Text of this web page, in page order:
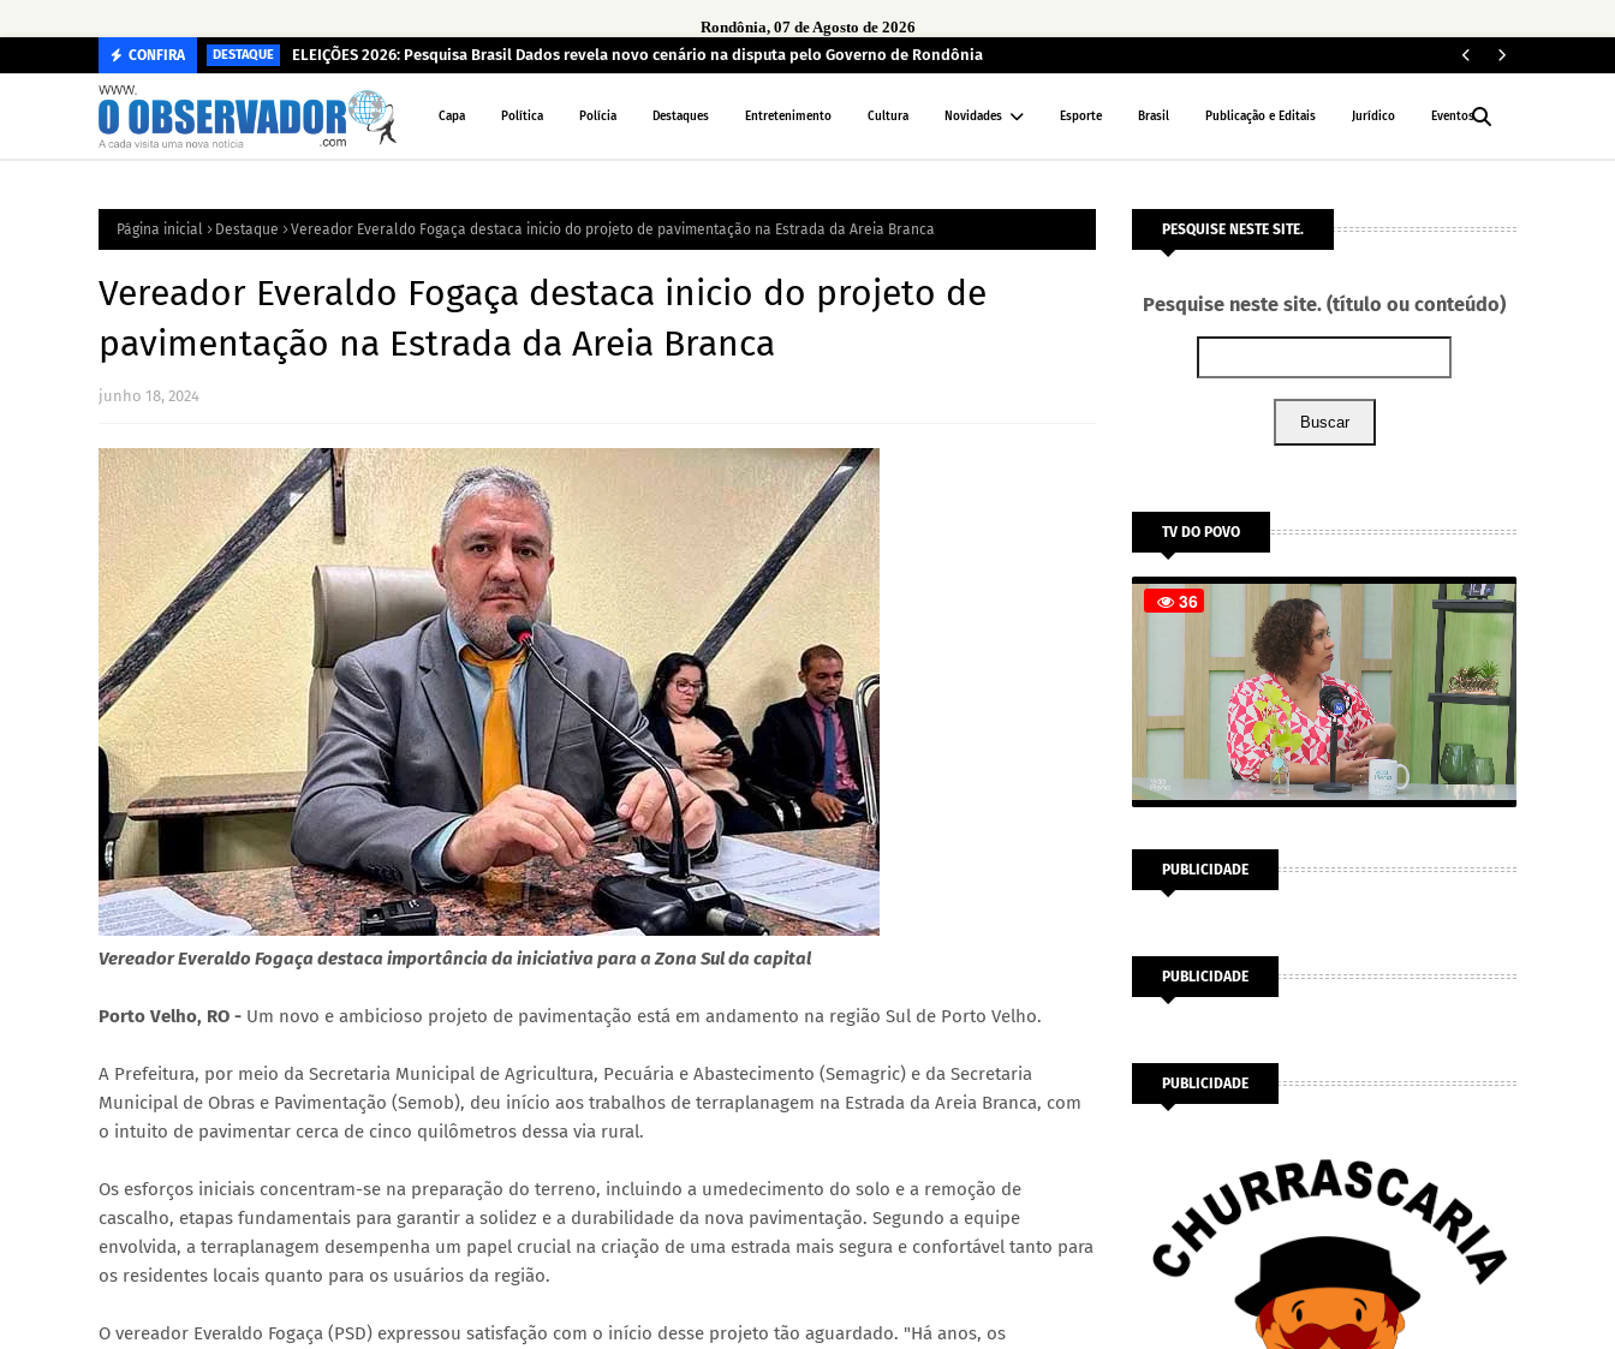
Rondônia, 07 de Agosto de 2026
CONFIRA DESTAQUE ELEIÇÕES 2026: Pesquisa Brasil Dados revela novo cenário na disputa pelo Governo de Rondônia
Capa Política Polícia Destaques Entretenimento Cultura Novidades Esporte Brasil Publicação e Editais Jurídico Eventos
Página inicial Destaque Vereador Everaldo Fogaça destaca inicio do projeto de pavimentação na Estrada da Areia Branca
Vereador Everaldo Fogaça destaca inicio do projeto de
pavimentação na Estrada da Areia Branca
junho 18, 2024
Vereador Everaldo Fogaça destaca importância da iniciativa para a Zona Sul da capital
Porto Velho, RO - Um novo e ambicioso projeto de pavimentação está em andamento na região Sul de Porto Velho.
A Prefeitura, por meio da Secretaria Municipal de Agricultura, Pecuária e Abastecimento (Semagric) e da Secretaria
Municipal de Obras e Pavimentação (Semob), deu início aos trabalhos de terraplanagem na Estrada da Areia Branca, com
o intuito de pavimentar cerca de cinco quilômetros dessa via rural.
Os esforços iniciais concentram-se na preparação do terreno, incluindo a umedecimento do solo e a remoção de
cascalho, etapas fundamentais para garantir a solidez e a durabilidade da nova pavimentação. Segundo a equipe
envolvida, a terraplanagem desempenha um papel crucial na criação de uma estrada mais segura e confortável tanto para
os residentes locais quanto para os usuários da região.
O vereador Everaldo Fogaça (PSD) expressou satisfação com o início desse projeto tão aguardado. "Há anos, os
PESQUISE NESTE SITE.
Pesquise neste site. (título ou conteúdo)
Buscar
TV DO POVO
PUBLICIDADE
PUBLICIDADE
PUBLICIDADE